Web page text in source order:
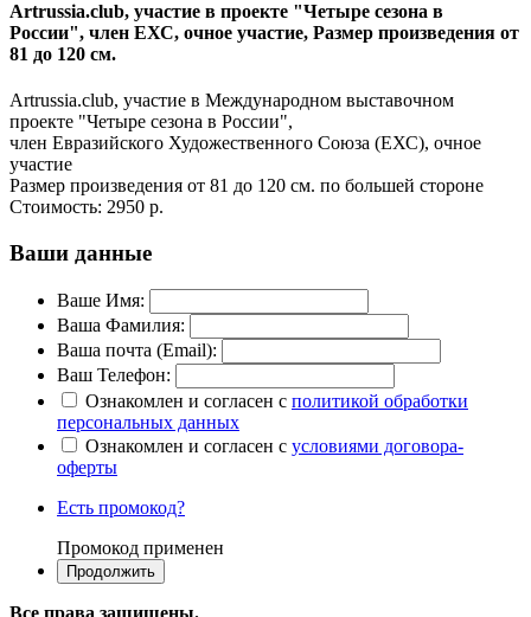
Artrussia.club, участие в проекте "Четыре сезона в
России", член ЕХС, очное участие, Размер произведения от
81 до 120 см.
Artrussia.club, участие в Международном выставочном
проекте "Четыре сезона в России",
член Евразийского Художественного Союза (ЕХС), очное
участие
Размер произведения от 81 до 120 см. по большей стороне
Стоимость: 2950 р.
Ваши данные
Ваше Имя:
Ваша Фамилия:
Ваша почта (Email):
Ваш Телефон:
Ознакомлен и согласен с политикой обработки
персональных данных
Ознакомлен и согласен с условиями договора-
оферты
Есть промокод?
Промокод применен
Все права защищены.